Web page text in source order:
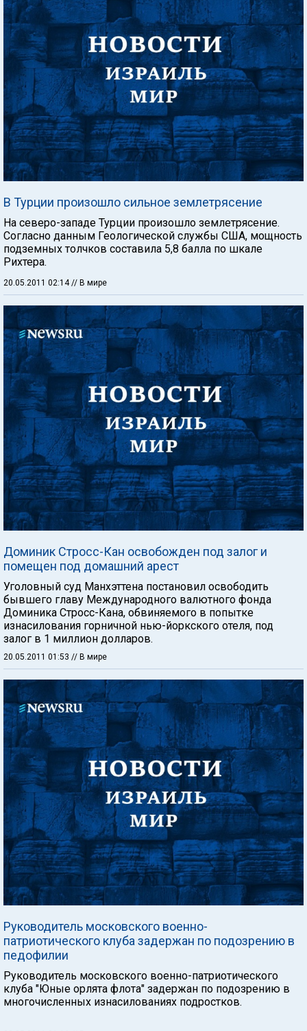
В Турции произошло сильное землетрясение
На северо-западе Турции произошло землетрясение.
Согласно данным Геологической службы США, мощность
подземных толчков составила 5,8 балла по шкале
Рихтера.
20.05.2011 02:14 // В мире
Доминик Стросс-Кан освобожден под залог и
помещен под домашний арест
Уголовный суд Манхэттена постановил освободить
бывшего главу Международного валютного фонда
Доминика Стросс-Кана, обвиняемого в попытке
изнасилования горничной нью-йоркского отеля, под
залог в 1 миллион долларов.
20.05.2011 01:53 // В мире
Руководитель московского военно-
патриотического клуба задержан по подозрению в
педофилии
Руководитель московского военно-патриотического
клуба "Юные орлята флота" задержан по подозрению в
многочисленных изнасилованиях подростков.